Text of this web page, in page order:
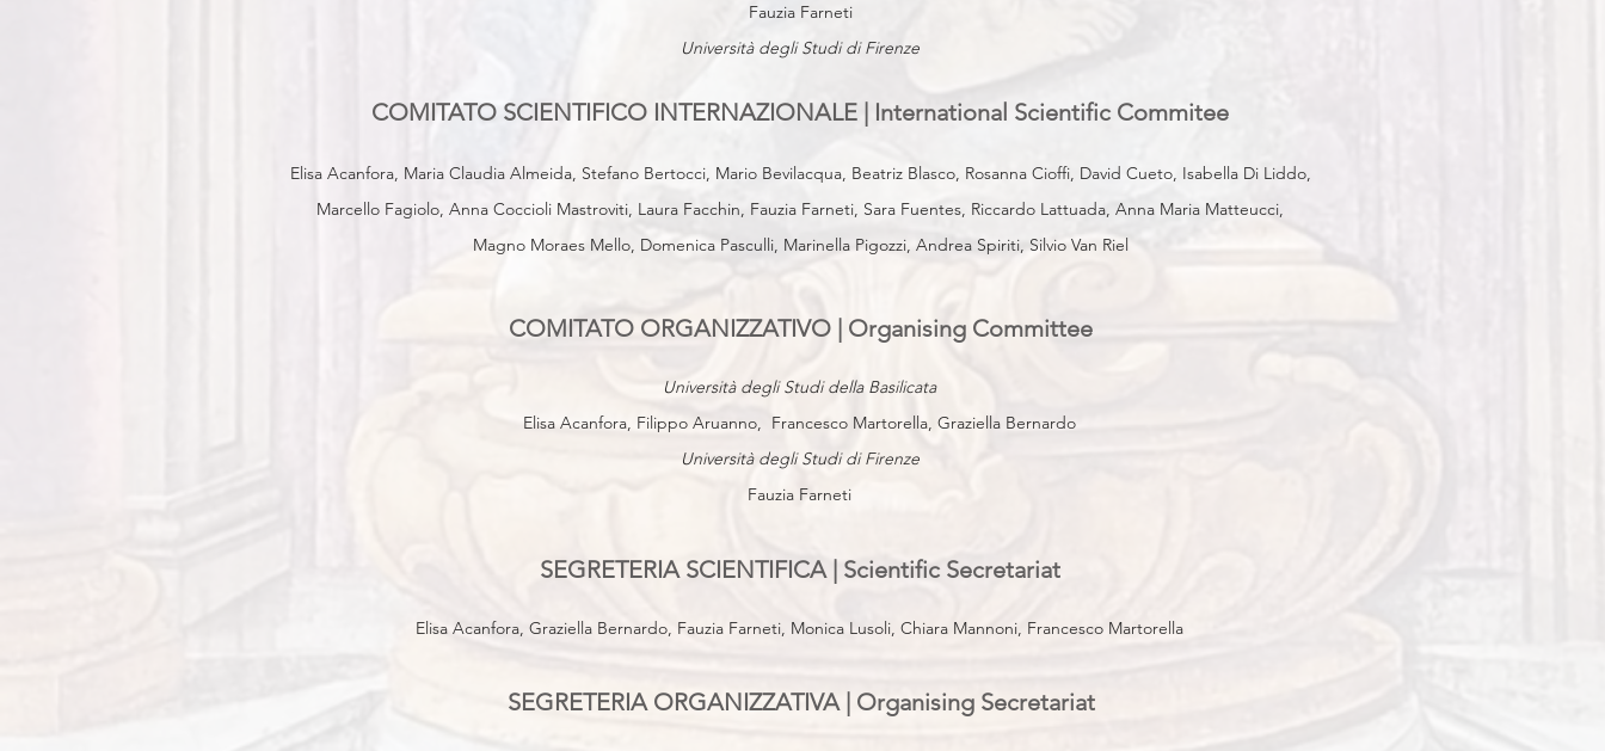
COMITATO SCIENTIFICO INTERNAZIONALE | International Scientific Commitee
Fauzia Farneti
Università degli Studi di Firenze
Elisa Acanfora, Maria Claudia Almeida, Stefano Bertocci, Mario Bevilacqua, Beatriz Blasco, Rosanna Cioffi, David Cueto, Isabella Di Liddo,
Marcello Fagiolo, Anna Coccioli Mastroviti, Laura Facchin, Fauzia Farneti, Sara Fuentes, Riccardo Lattuada, Anna Maria Matteucci,
Magno Moraes Mello, Domenica Pasculli, Marinella Pigozzi, Andrea Spiriti, Silvio Van Riel
COMITATO ORGANIZZATIVO | Organising Committee
Università degli Studi della Basilicata
Elisa Acanfora, Filippo Aruanno, Francesco Martorella, Graziella Bernardo
Università degli Studi di Firenze
Fauzia Farneti
SEGRETERIA SCIENTIFICA | Scientific Secretariat
Elisa Acanfora, Graziella Bernardo, Fauzia Farneti, Monica Lusoli, Chiara Mannoni, Francesco Martorella
SEGRETERIA ORGANIZZATIVA | Organising Secretariat